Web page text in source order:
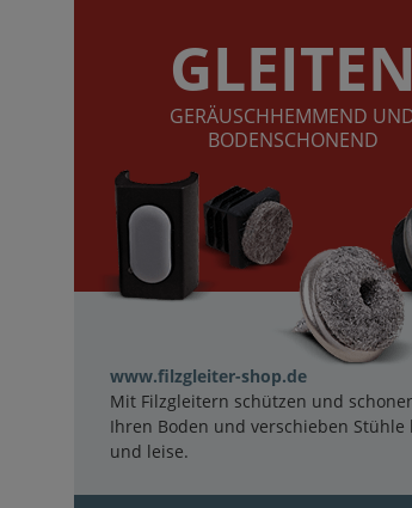
GLEITEN
GERÄUSCHHEMMEND
BODENSCHONEND
www.filzgleiter-shop.de
Mit Filzgleitern schützen und
Ihren Boden und verschieben Stühle
und leise.